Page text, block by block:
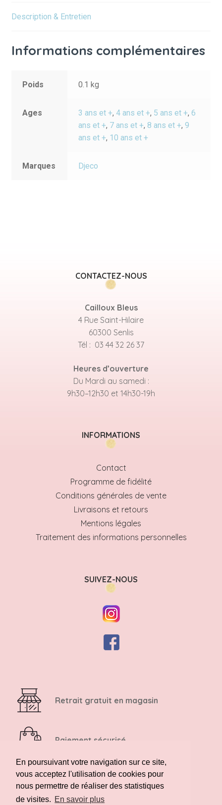
En poursuivant votre navigation sur ce site,
vous acceptez l'utilisation de cookies pour
nous permettre de réaliser des statistiques
de visites. En savoir plus
Description & Entretien
Informations complémentaires
Poids 0.1 kg
Ages 3 ans et +,4 ans et +, 5 ans et +,6
ans et +, 7 ans et +,8 ans et +,9
ans et +, 10 ans et +
Marques Djeco
CONTACTEZ-NOUS
Cailloux Bleus
4 Rue Saint-Hilaire
60300 Senlis
Tél : 03 44 32 26 37
Heures d’ouverture
Du Mardi au samedi :
9h30–12h30 et 14h30-19h
INFORMATIONS
Contact
Programme de fidélité
Conditions générales de vente
Livraisons et retours
Mentions légales
Traitement des informations personnelles
SUIVEZ-NOUS
Retrait gratuit en magasin
Paiement sécurisé
Retour possible sous 14 jours